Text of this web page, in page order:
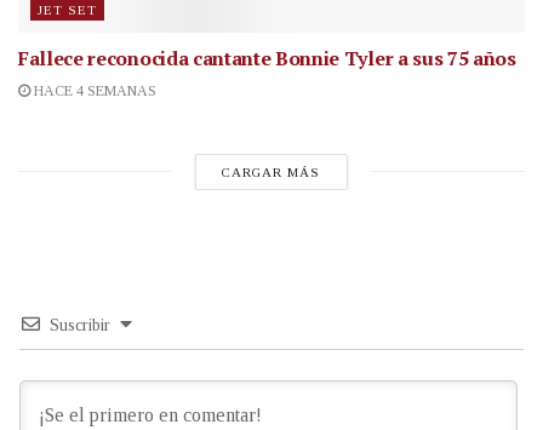
JET SET
Fallece reconocida cantanteBonnie Tyler a sus 75 años
HACE 4 SEMANAS
CARGAR MÁS
Suscribir